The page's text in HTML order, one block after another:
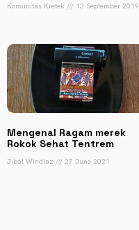
Komunitas Kretek 13 September 2019
Mengenal Ragam merek
Rokok Sehat Tentrem
Jibal Windiaz 27 June 2021